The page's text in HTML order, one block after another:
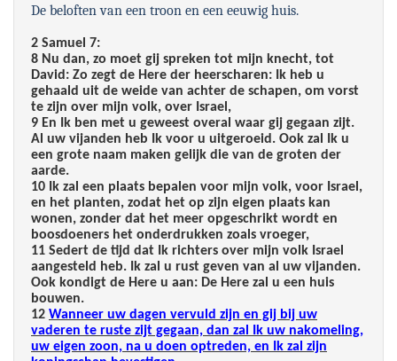
De beloften van een troon en een eeuwig huis.
2 Samuel 7:
8 Nu dan, zo moet gij spreken tot mijn knecht, tot
David: Zo zegt de Here der heerscharen: Ik heb u
gehaald uit de weide van achter de schapen, om vorst
te zijn over mijn volk, over Israel,
9 En Ik ben met u geweest overal waar gij gegaan zijt.
Al uw vijanden heb Ik voor u uitgeroeid. Ook zal Ik u
een grote naam maken gelijk die van de groten der
aarde.
10 Ik zal een plaats bepalen voor mijn volk, voor Israel,
en het planten, zodat het op zijn eigen plaats kan
wonen, zonder dat het meer opgeschrikt wordt en
boosdoeners het onderdrukken zoals vroeger,
11 Sedert de tijd dat Ik richters over mijn volk Israel
aangesteld heb. Ik zal u rust geven van al uw vijanden.
Ook kondigt de Here u aan: De Here zal u een huis
bouwen.
12 Wanneer uw dagen vervuld zijn en gij bij uw
vaderen te ruste zijt gegaan, dan zal Ik uw nakomeling,
uw eigen zoon, na u doen optreden, en Ik zal zijn